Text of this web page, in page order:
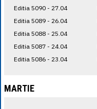
Editia 5090 - 27.04
Editia 5089 - 26.04
Editia 5088 - 25.04
Editia 5087 - 24.04
Editia 5086 - 23.04
MARTIE